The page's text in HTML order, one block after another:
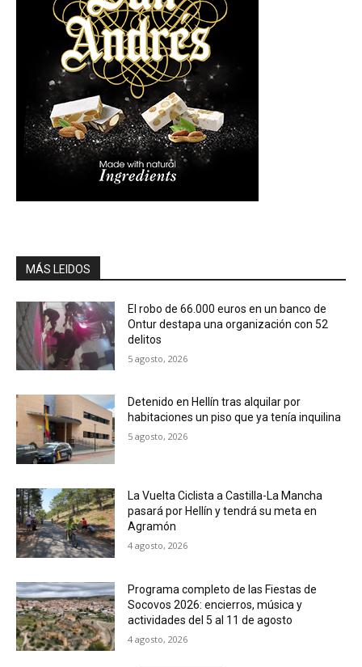
MÁS LEIDOS
El robo de 66.000 euros en un banco de
Ontur destapa una organización con 52
delitos
5 agosto, 2026
Detenido en Hellín tras alquilar por
habitaciones un piso que ya tenía inquilina
5 agosto, 2026
La Vuelta Ciclista a Castilla-La Mancha
pasará por Hellín y tendrá su meta en
Agramón
4 agosto, 2026
Programa completo de las Fiestas de
Socovos 2026: encierros, música y
actividades del 5 al 11 de agosto
4 agosto, 2026